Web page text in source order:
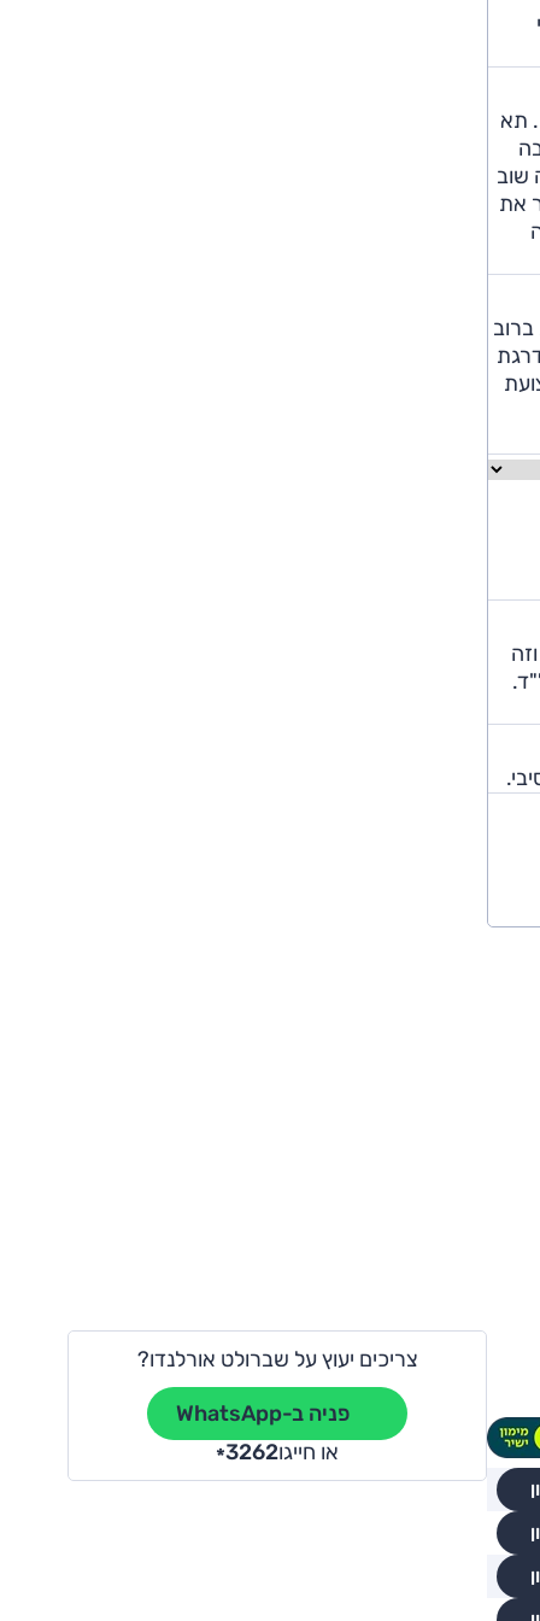
תא
שוב
את
שמתפקדת טוב ברוב
בשיוט ב-100 קמ"ש, בו הוא סב על 1,500 סל"ד.
צריכים יעוץ על שברולט אורלנדו?
פניה ב-WhatsApp
או חייגו
*3262